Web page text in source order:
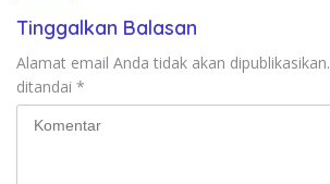
Tinggalkan Balasan
Alamat email Anda tidak akan dipublikasikan.
ditandai *